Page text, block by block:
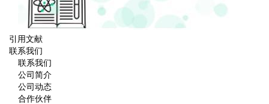
引用文献
联系我们
联系我们
公司简介
公司动态
合作伙伴